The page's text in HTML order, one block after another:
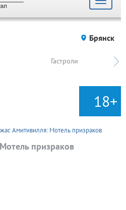
Брянск
Гастроли
18+
Амитивилля: Мотель призраков
призраков